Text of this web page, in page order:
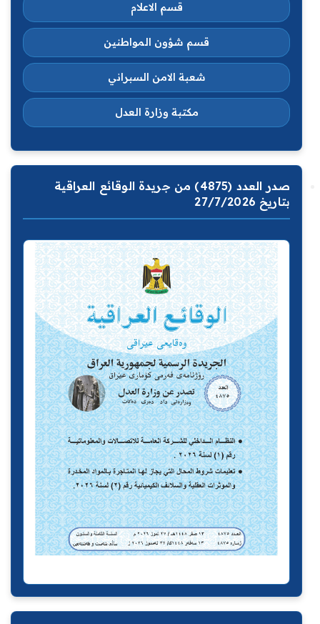
قسم الاعلام
قسم شؤون المواطنين
شعبة الامن السبراني
مكتبة وزارة العدل
صدر العدد (4875) من جريدة الوقائع العراقية
بتاريخ 27/7/2026